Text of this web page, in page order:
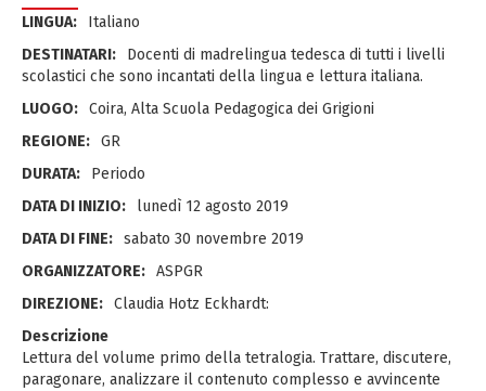
LINGUA:
Italiano
DESTINATARI:
Docenti di madrelingua tedesca di tutti i livelli
scolastici che sono incantati della lingua e lettura italiana.
LUOGO: Coira, Alta Scuola Pedagogica dei Grigioni
REGIONE: GR
DURATA:
Periodo
DATA DI INIZIO:
lunedì 12 agosto 2019
DATA DI FINE: sabato 30 novembre 2019
ORGANIZZATORE: ASPGR
DIREZIONE: Claudia Hotz Eckhardt:
Descrizione
Lettura del volume primo della tetralogia. Trattare, discutere,
paragonare, analizzare il contenuto complesso e avvincente